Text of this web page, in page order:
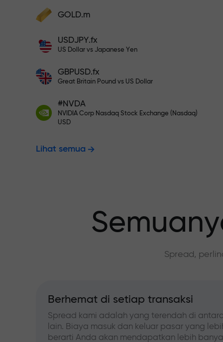
Lakukan deposit dan terima bonus 1.000
bukan salah ketik. Semakin besar
depositnya, semakin tinggi
Deposit ke akun Anda $333 —
Trading
menjamin
Bonus
GOLD.m
USDJPY.fx
US Dollar vs Japanese Yen
GBPUSD.fx
Great Britain Pound vs US Dollar
#NVDA
NVIDIA Corp Nasdaq Stock Exchange (Nasdaq)
USD
Lihat semua
Spread,
Berhemat di setiap transaksi
Spread kami adalah yang terendah di
lain. Biaya masuk dan keluar pasar yang
berarti Anda akan mendapatkan lebih